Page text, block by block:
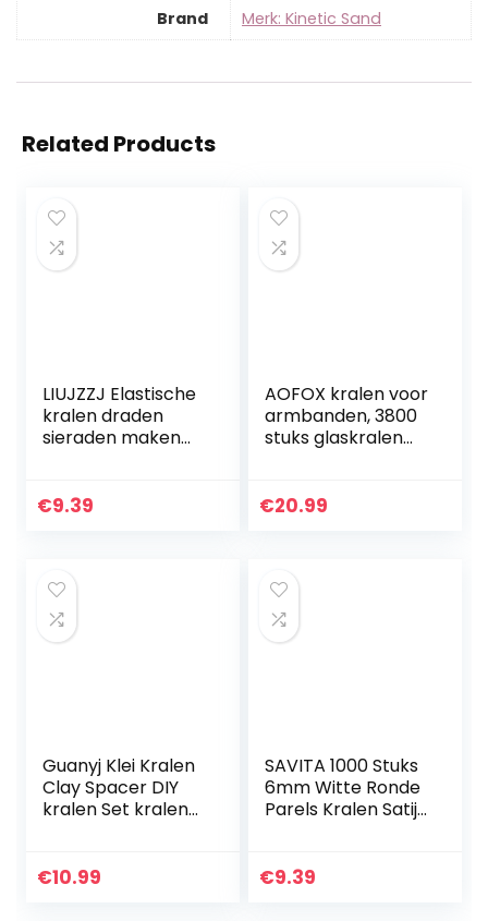
Brand
Merk: Kinetic Sand
Related Products
LIUJZZJ Elastische
kralen draden
sieraden maken
voor armbanden
€9.39
AOFOX kralen voor
armbanden, 3800
stuks glaskralen
sieraden kit voor
€20.99
Guanyj Klei Kralen
Clay Spacer DIY
kralen Set kralen
kinderen DIY
€10.99
SAVITA 1000 Stuks
6mm Witte Ronde
Parels Kralen Satijn
Craft Kettingen
€9.39